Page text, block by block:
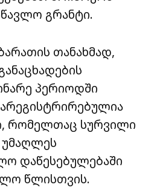
გრანტი.
თანახმად,
პერიოდში
რომელთაც სურვილი
უმაღლეს
დაწესებულებაში
წლისთვის.